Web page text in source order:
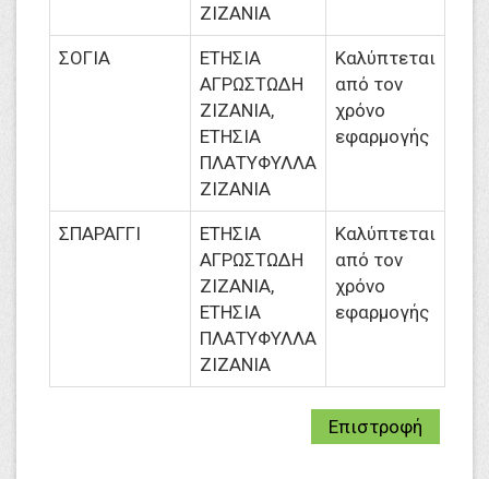
ΖΙΖΑΝΙΑ
ΣΟΓΙΑ
ΕΤΗΣΙΑ
ΑΓΡΩΣΤΩΔΗ
ΖΙΖΑΝΙΑ,
ΕΤΗΣΙΑ
ΠΛΑΤΥΦΥΛΛΑ
ΖΙΖΑΝΙΑ
Καλύπτεται
από τον
χρόνο
εφαρμογής
ΣΠΑΡΑΓΓΙ
ΕΤΗΣΙΑ
ΑΓΡΩΣΤΩΔΗ
ΖΙΖΑΝΙΑ,
ΕΤΗΣΙΑ
ΠΛΑΤΥΦΥΛΛΑ
ΖΙΖΑΝΙΑ
Καλύπτεται
από τον
χρόνο
εφαρμογής
Επιστροφή